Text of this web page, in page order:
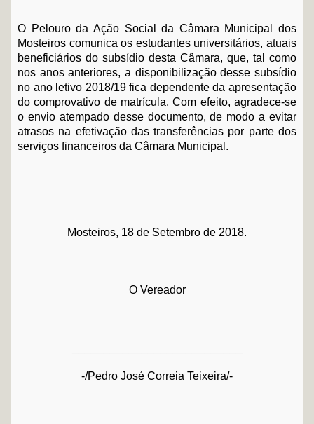
O Pelouro da Ação Social da Câmara Municipal dos
Mosteiros comunica os estudantes universitários, atuais
beneficiários do subsídio desta Câmara, que, tal como
nos anos anteriores, a disponibilização desse subsídio
no ano letivo 2018/19 fica dependente da apresentação
do comprovativo de matrícula. Com efeito, agradece-se
o envio atempado desse documento, de modo a evitar
atrasos na efetivação das transferências por parte dos
serviços financeiros da Câmara Municipal.
Mosteiros, 18 de Setembro de 2018.
O Vereador
-/Pedro José Correia Teixeira/-